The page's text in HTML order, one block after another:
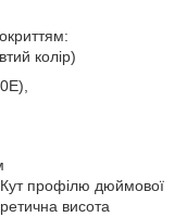
колір)
профілю дюймової
висота